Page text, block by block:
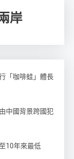
岸
「咖啡蛙」體長
中國背景跨國犯
10年來最低